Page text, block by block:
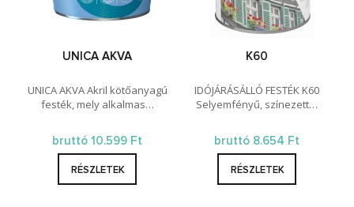
UNICA AKVA
UNICA AKVA Akril kötőanyagú
festék, mely alkalmas…
bruttó 10.599 Ft
RÉSZLETEK
K60
IDÓJÁRÁSÁLLÓ FESTÉK K60
Selyemfényű, színezett…
bruttó 8.654 Ft
RÉSZLETEK